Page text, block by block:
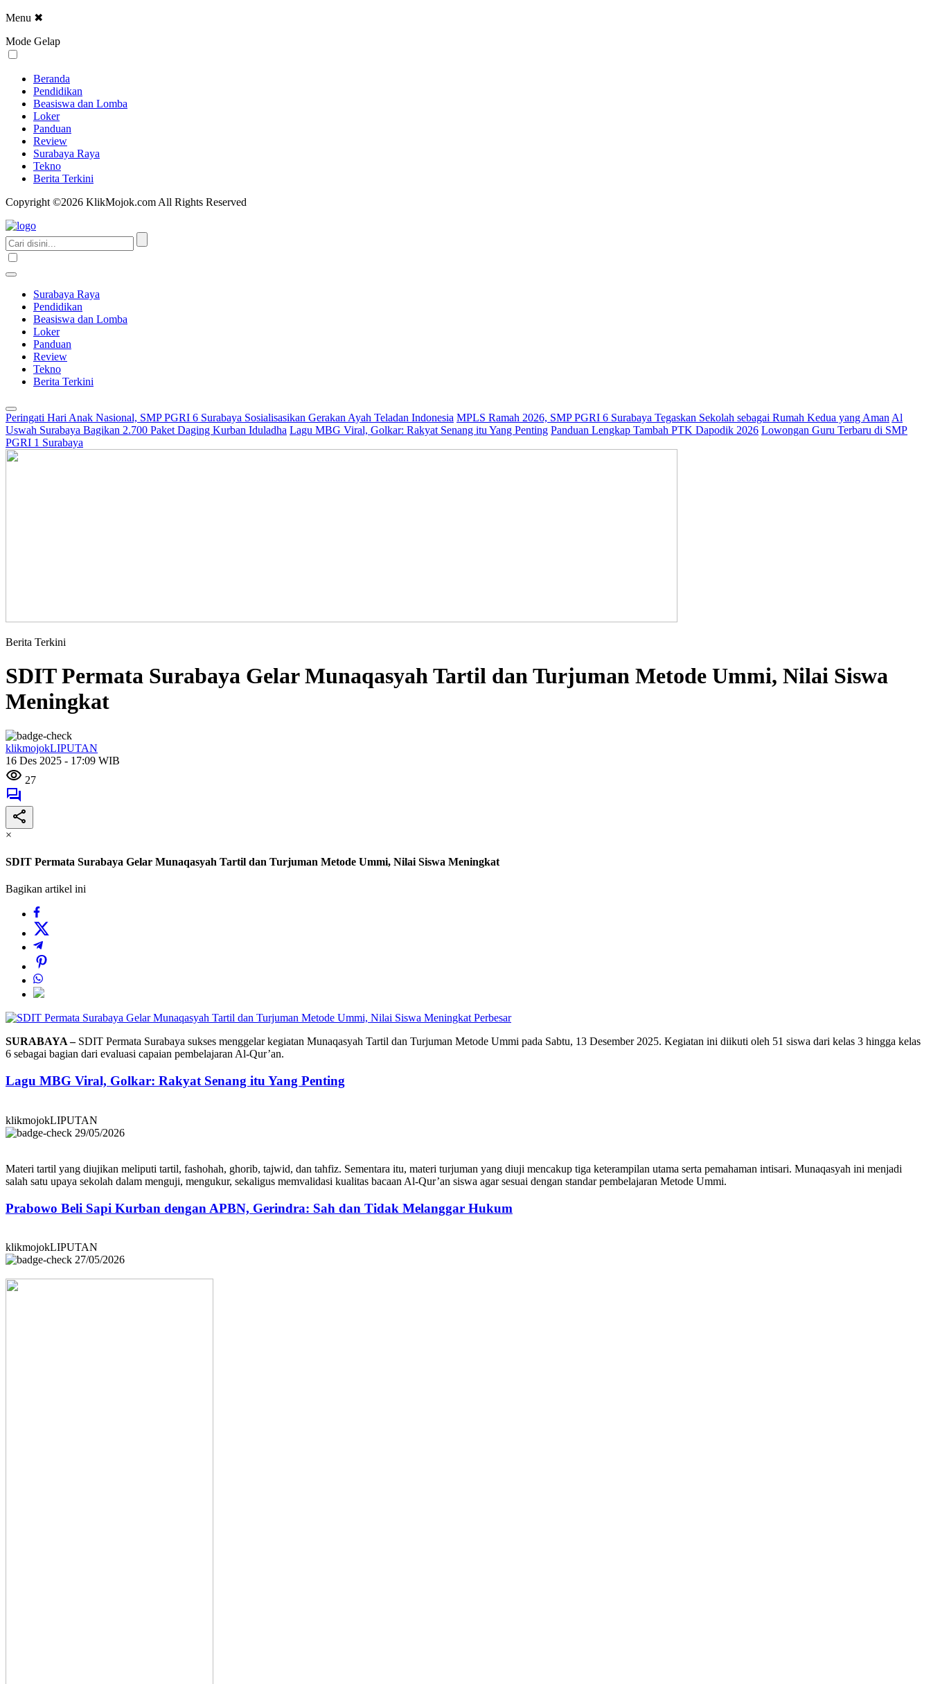
Menu ✖
Mode Gelap
Beranda
Pendidikan
Beasiswa dan Lomba
Loker
Panduan
Review
Surabaya Raya
Tekno
Berita Terkini
Copyright ©2026 KlikMojok.com All Rights Reserved
Surabaya Raya
Pendidikan
Beasiswa dan Lomba
Loker
Panduan
Review
Tekno
Berita Terkini
Peringati Hari Anak Nasional, SMP PGRI 6 Surabaya Sosialisasikan Gerakan Ayah Teladan Indonesia MPLS Ramah 2026, SMP PGRI 6 Surabaya Tegaskan Sekolah sebagai Rumah Kedua yang Aman Al
Uswah Surabaya Bagikan 2.700 Paket Daging Kurban Iduladha Lagu MBG Viral, Golkar: Rakyat Senang itu Yang Penting Panduan Lengkap Tambah PTK Dapodik 2026 Lowongan Guru Terbaru di SMP
PGRI 1 Surabaya
Berita Terkini
SDIT Permata Surabaya Gelar Munaqasyah Tartil dan Turjuman Metode Ummi, Nilai Siswa
Meningkat
klikmojokLIPUTAN
16 Des 2025 - 17:09 WIB
27
×
SDIT Permata Surabaya Gelar Munaqasyah Tartil dan Turjuman Metode Ummi, Nilai Siswa Meningkat
Bagikan artikel ini
Perbesar
SURABAYA – SDIT Permata Surabaya sukses menggelar kegiatan Munaqasyah Tartil dan Turjuman Metode Ummi pada Sabtu, 13 Desember 2025. Kegiatan ini diikuti oleh 51 siswa dari kelas 3 hingga kelas
6 sebagai bagian dari evaluasi capaian pembelajaran Al-Qur’an.
Lagu MBG Viral, Golkar: Rakyat Senang itu Yang Penting
klikmojokLIPUTAN
29/05/2026
Materi tartil yang diujikan meliputi tartil, fashohah, ghorib, tajwid, dan tahfiz. Sementara itu, materi turjuman yang diuji mencakup tiga keterampilan utama serta pemahaman intisari. Munaqasyah ini menjadi
salah satu upaya sekolah dalam menguji, mengukur, sekaligus memvalidasi kualitas bacaan Al-Qur’an siswa agar sesuai dengan standar pembelajaran Metode Ummi.
Prabowo Beli Sapi Kurban dengan APBN, Gerindra: Sah dan Tidak Melanggar Hukum
klikmojokLIPUTAN
27/05/2026